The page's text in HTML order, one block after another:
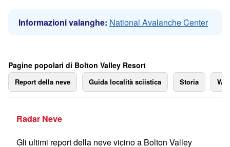
Informazioni valanghe: National Avalanche Center
Pagine popolari di Bolton Valley Resort
Report della neve Guida località sciistica Storia
Radar Neve
Gli ultimi report della neve vicino a Bolton Valley